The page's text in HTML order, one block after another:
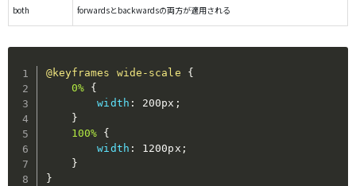
both forwardsとbackwardsの両方が適用される
@keyframes wide-scale
{
0% {
width : 200px ;
}
100% {
width : 1200px ;
}
}